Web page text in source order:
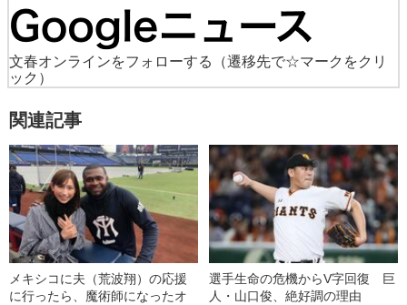
文春オンラインをフォローする
（遷移先で☆マークをクリ
ック）
関連記事
メキシコに夫（荒波翔）の応援
に行ったら、魔術師になったオ
選手生命の危機からV字回復 巨
人・山口俊、絶好調の理由